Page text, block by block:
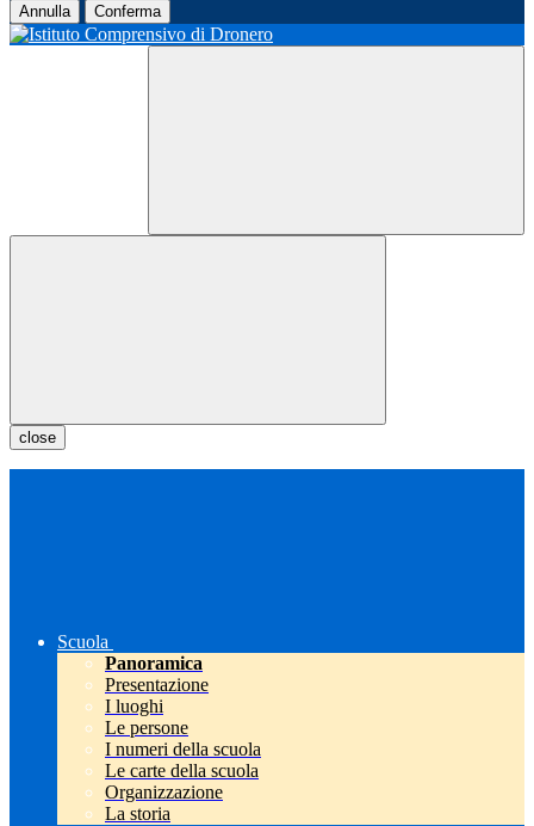
Annulla Conferma
close
Scuola
Panoramica
Presentazione
I luoghi
Le persone
I numeri della scuola
Le carte della scuola
Organizzazione
La storia